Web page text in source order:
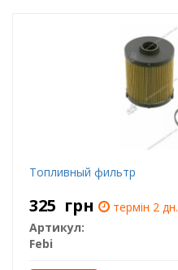
Топливный фильтр
325 грн
термін 2 дн.
Артикул:
Febi